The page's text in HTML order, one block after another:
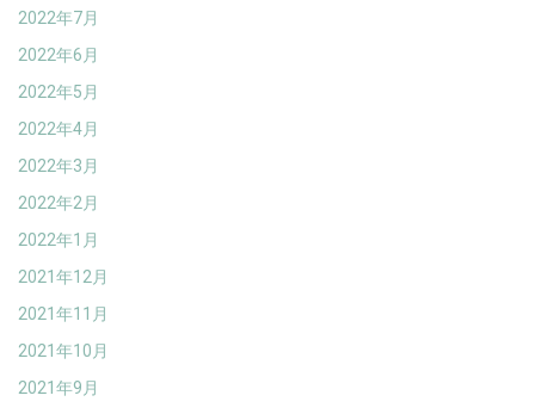
2022年7月
2022年6月
2022年5月
2022年4月
2022年3月
2022年2月
2022年1月
2021年12月
2021年11月
2021年10月
2021年9月